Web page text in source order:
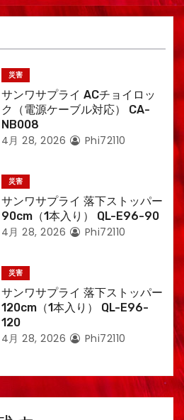
災害
サンワサプライ ACチョイロッ
ク（電源ケーブル対応） CA-
NB008
4月 28, 2026 Phi72110
災害
サンワサプライ 落下ストッパー
90cm（1本入り） QL-E96-90
4月 28, 2026 Phi72110
災害
サンワサプライ 落下ストッパー
120cm（1本入り） QL-E96-
120
4月 28, 2026 Phi72110